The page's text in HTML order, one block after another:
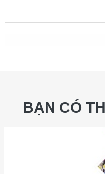
BẠN CÓ